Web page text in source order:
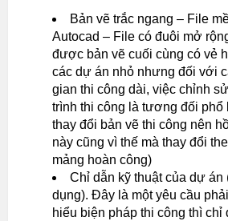
Bản vẽ trắc ngang – File
Autocad – File có đuôi mở
được bản vẽ cuối cùng có vẻ
các dự án nhỏ nhưng đối với
gian thi công dài, việc chỉnh
trình thi công là tương đối phổ
thay đổi bản vẽ thi công nên
này cũng vì thế mà thay đổi
mảng hoàn công)
Chỉ dẫn kỹ thuật của dự án
dụng). Đây là một yêu cầu
hiểu biện pháp thi công thì chỉ